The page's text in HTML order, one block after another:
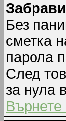
Без
сметка
парола
След
за нула
Върнете